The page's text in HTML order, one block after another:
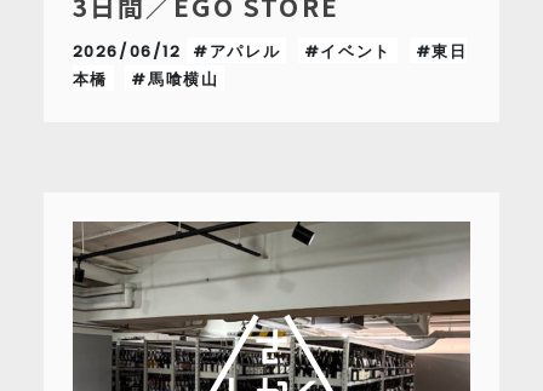
2026/06/12 #アパレル #イベント
#東日
本橋
#馬喰横山